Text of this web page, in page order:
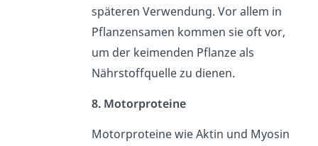
späteren Verwendung. Vor allem in
Pflanzensamen kommen sie oft vor,
um der keimenden Pflanze als
Nährstoffquelle zu dienen.
8. Motorproteine
Motorproteine wieAktin und Myosin